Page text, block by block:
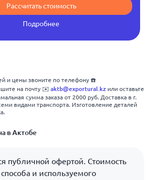
Рассчитать стоимость
Подробнее
и цены звоните по телефону ☎️
на почту ✉️ aktb@exportural.kz или оставьте
сумма заказа от 2000 руб. Доставка в г.
видами транспорта. Изготовление деталей
в Актобе
публичной офертой. Стоимость
способа и используемого